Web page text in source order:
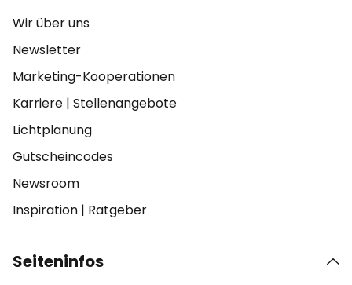
Wir über uns
Newsletter
Marketing-Kooperationen
Karriere | Stellenangebote
Lichtplanung
Gutscheincodes
Newsroom
Inspiration | Ratgeber
Seiteninfos